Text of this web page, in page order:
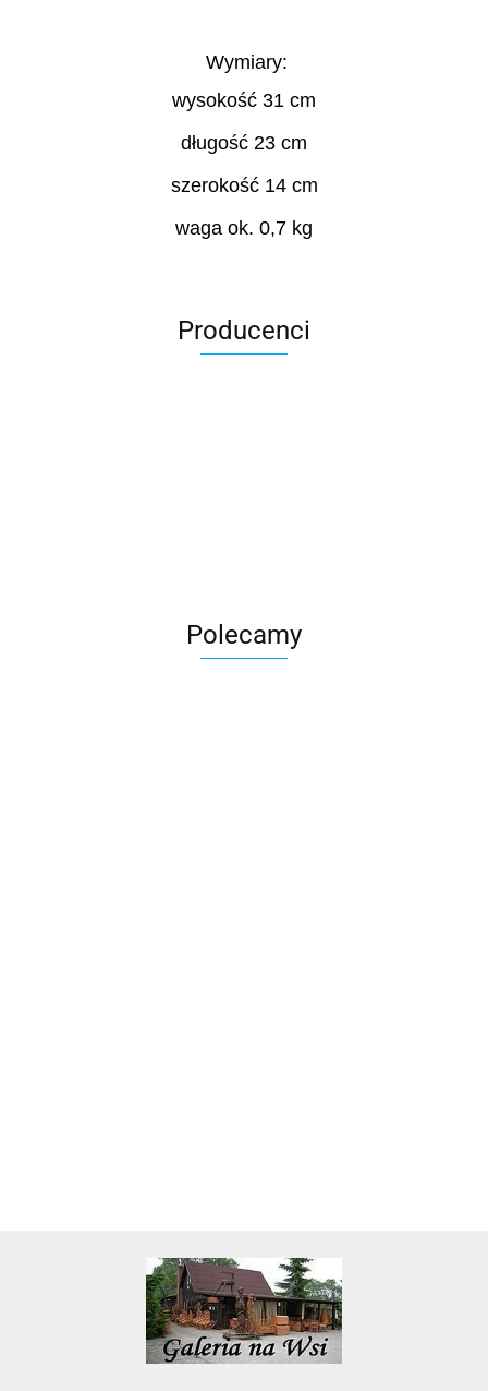
Wymiary:
wysokość 31 cm
długość 23 cm
szerokość 14 cm
waga ok. 0,7 kg
Producenci
Polecamy